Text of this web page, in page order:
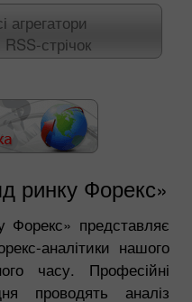
агрегатори
стрічок
ринку Форекс»
Форекс» представляє
аналітики нашого
часу. Професійні
проводять аналіз